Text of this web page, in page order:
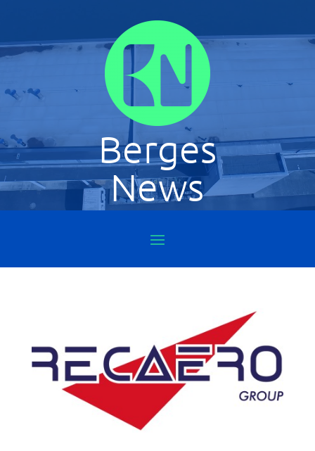
Berges
News
d'expérimention du Lycée Aristide